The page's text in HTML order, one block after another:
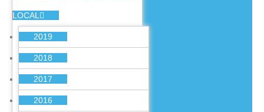
LOCAL
2019
2018
2017
2016